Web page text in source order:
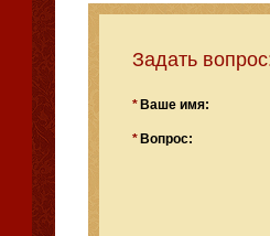
Задать
* Ваше имя:
* Вопрос: